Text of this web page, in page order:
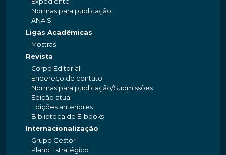
Normas para publicação
ANAIS
Ligas Acadêmicas
Mostras
Revista
Corpo Editorial
Endereço de contato
Normas para publicação/Submissões
Edição atual
Edições anteriores
Biblioteca de E-books
Internacionalização
Grupo Gestor
Plano Estratégico